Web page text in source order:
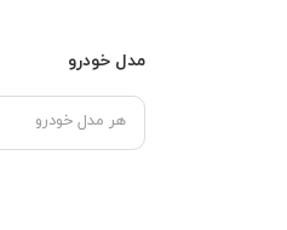
مدل خودرو
هر مدل خودرو